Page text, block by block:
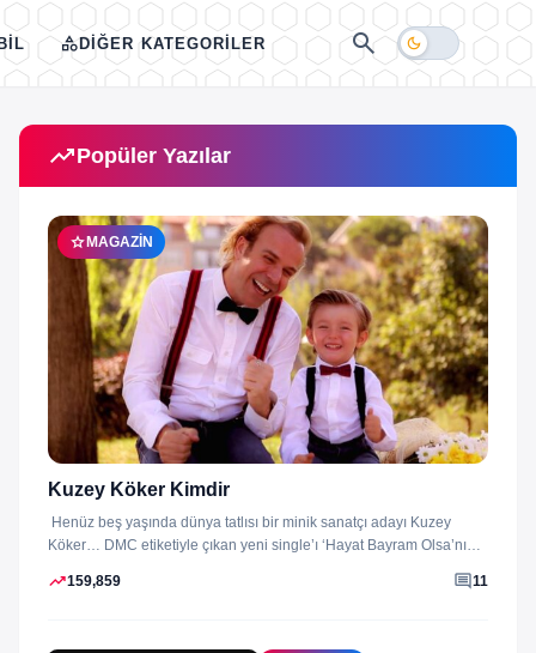
categoryDIĞER KATEGORILER search dark_mode
trending_upPopüler Yazılar
star MAGAZIN
Kuzey Köker Kimdir
Henüz beş yaşında dünya tatlısı bir minik sanatçı adayı Kuzey
Köker… DMC etiketiyle çıkan yeni single’ı ‘Hayat Bayram Olsa’nın
trending_up159,859 comment11